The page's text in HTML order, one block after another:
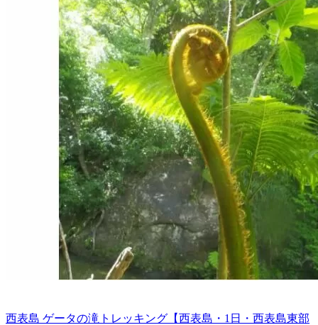
西表島 ゲータの滝トレッキング【西表島・1日・西表島東部